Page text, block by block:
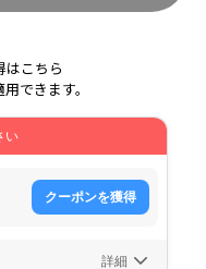
こちら
できます。